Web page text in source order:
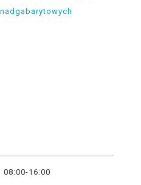
08:00-16:00